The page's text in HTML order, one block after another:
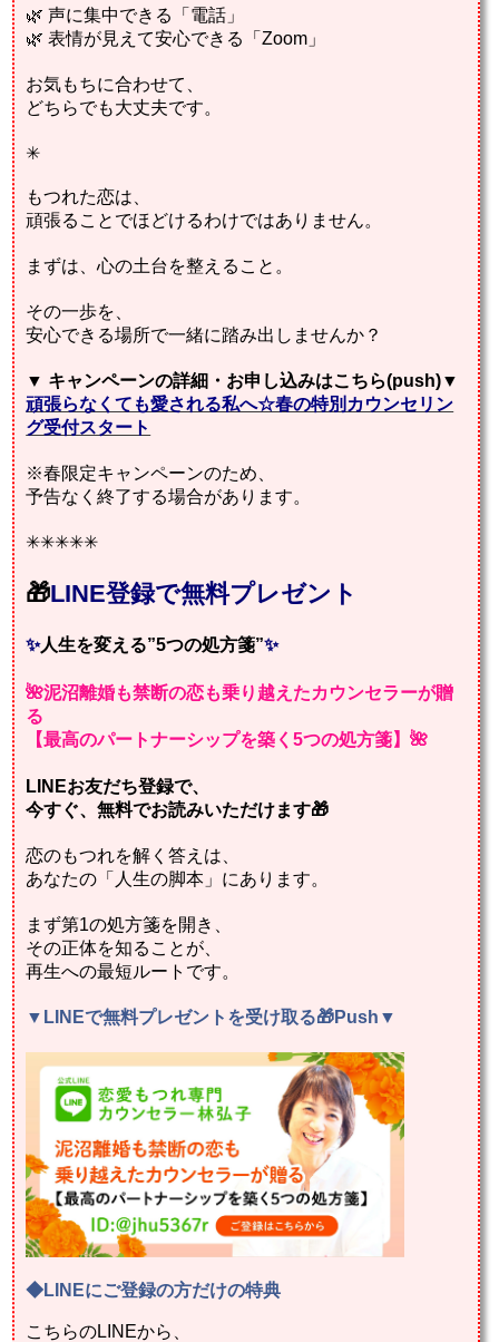
🌿 声に集中できる「電話」
🌿 表情が見えて安心できる「Zoom」
お気もちに合わせて、
どちらでも大丈夫です。
✳︎
もつれた恋は、
頑張ることでほどけるわけではありません。
まずは、心の土台を整えること。
その一歩を、
安心できる場所で一緒に踏み出しませんか？
▼ キャンペーンの詳細・お申し込みはこちら(push)▼
頑張らなくても愛される私へ☆春の特別カウンセリン
グ受付スタート
※春限定キャンペーンのため、
予告なく終了する場合があります。
✳︎✳︎✳︎✳︎✳︎
🎁LINE登録で無料プレゼント
✨人生を変える”5つの処方箋”✨
🌺泥沼離婚も禁断の恋も乗り越えたカウンセラーが贈
る
【最高のパートナーシップを築く5つの処方箋】🌺
LINEお友だち登録で、
今すぐ、無料でお読みいただけます🎁
恋のもつれを解く答えは、
あなたの「人生の脚本」にあります。
まず第1の処方箋を開き、
その正体を知ることが、
再生への最短ルートです。
▼ LINEで無料プレゼントを受け取る🎁Push ▼
◆LINEにご登録の方だけの特典
こちらのLINEから、